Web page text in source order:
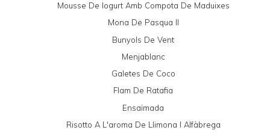
Mousse De Iogurt Amb Compota De Maduixes
Mona De Pasqua II
Bunyols De Vent
Menjablanc
Galetes De Coco
Flam De Ratafia
Ensaïmada
Risotto A L'aroma De Llimona I Alfàbrega